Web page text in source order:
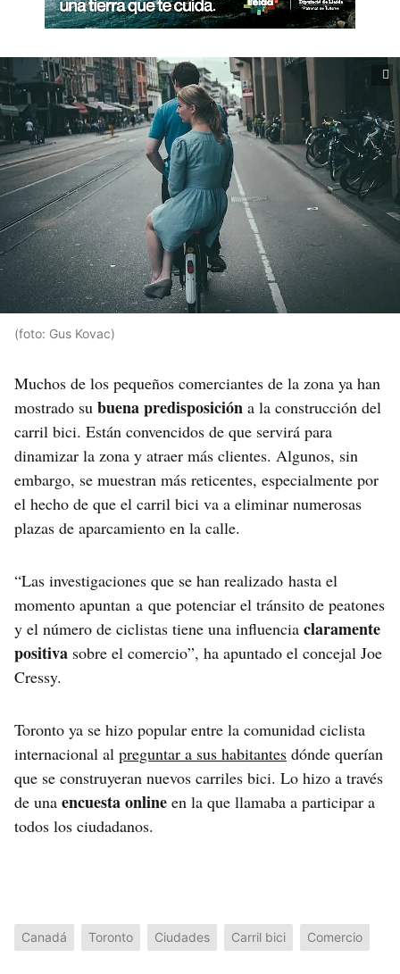
(foto: Gus Kovac)
Muchos de los pequeños comerciantes de la zona ya han
mostrado su buena predisposición a la construcción del
carril bici. Están convencidos de que servirá para
dinamizar la zona y atraer más clientes. Algunos, sin
embargo, se muestran más reticentes, especialmente por
el hecho de que el carril bici va a eliminar numerosas
plazas de aparcamiento en la calle.
“Las investigaciones que se han realizado hasta el
momento apuntan a que potenciar el tránsito de peatones
y el número de ciclistas tiene una influencia claramente
positiva sobre el comercio”, ha apuntado el concejal Joe
Cressy.
Toronto ya se hizo popular entre la comunidad ciclista
internacional al preguntar a sus habitantes dónde querían
que se construyeran nuevos carriles bici. Lo hizo a través
de una encuesta online en la que llamaba a participar a
todos los ciudadanos.
Canadá Toronto Ciudades Carril bici Comercio